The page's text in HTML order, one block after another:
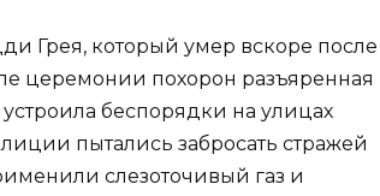
Грея, который умер вскоре после
церемонии похорон разъяренная
беспорядки на улицах
пытались забросать стражей
слезоточивый газ и